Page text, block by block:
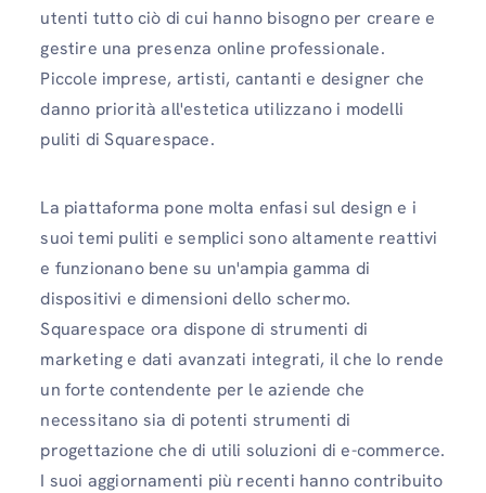
utenti tutto ciò di cui hanno bisogno per creare e
gestire una presenza online professionale.
Piccole imprese, artisti, cantanti e designer che
danno priorità all'estetica utilizzano i modelli
puliti di Squarespace.
La piattaforma pone molta enfasi sul design e i
suoi temi puliti e semplici sono altamente reattivi
e funzionano bene su un'ampia gamma di
dispositivi e dimensioni dello schermo.
Squarespace ora dispone di strumenti di
marketing e dati avanzati integrati, il che lo rende
un forte contendente per le aziende che
necessitano sia di potenti strumenti di
progettazione che di utili soluzioni di e-commerce.
I suoi aggiornamenti più recenti hanno contribuito